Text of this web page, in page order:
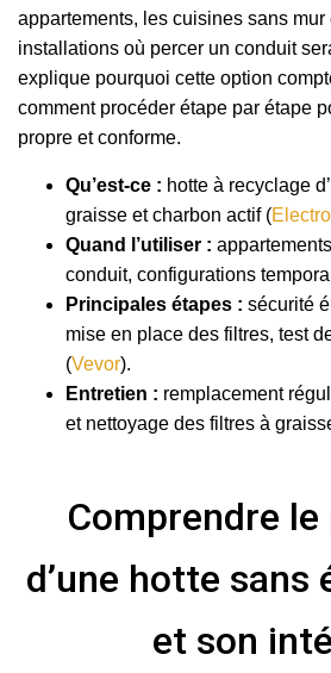
appartements, les cuisines sans mur
installations où percer un conduit
explique pourquoi cette option
comment procéder étape par étape
propre et conforme.
Qu’est-ce : hotte à recyclage
graisse et charbon actif (
Quand l’utiliser :
conduit, configurations
Principales étapes : sécurité
mise en place des filtres, test
(Vevor).
Entretien : remplacement
et nettoyage des filtres à
Comprendre
d’une hotte sans
et son